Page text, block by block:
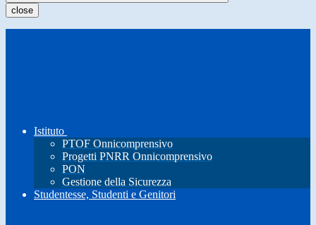
close
Istituto
PTOF Onnicomprensivo
Progetti PNRR Onnicomprensivo
PON
Gestione della Sicurezza
Studentesse, Studenti e Genitori